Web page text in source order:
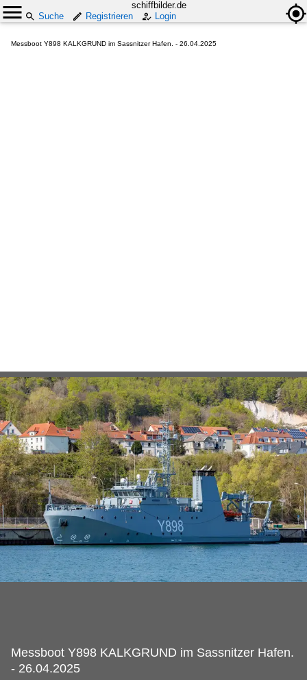
schiffbilder.de
Suche
Registrieren Login
Messboot Y898 KALKGRUND im Sassnitzer Hafen. - 26.04.2025
Messboot Y898 KALKGRUND im Sassnitzer Hafen.
- 26.04.2025